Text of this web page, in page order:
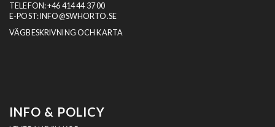
TELEFON:+46 414 44 37 00
E-POST:INFO@SWHORTO.SE
VÄGBESKRIVNING OCH KARTA
INFO & POLICY